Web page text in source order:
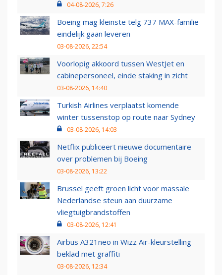
04-08-2026, 7:26
Boeing mag kleinste telg 737 MAX-familie
eindelijk gaan leveren
03-08-2026, 22:54
Voorlopig akkoord tussen WestJet en
cabinepersoneel, einde staking in zicht
03-08-2026, 14:40
Turkish Airlines verplaatst komende
winter tussenstop op route naar Sydney
03-08-2026, 14:03
Netflix publiceert nieuwe documentaire
over problemen bij Boeing
03-08-2026, 13:22
Brussel geeft groen licht voor massale
Nederlandse steun aan duurzame
vliegtuigbrandstoffen
03-08-2026, 12:41
Airbus A321neo in Wizz Air-kleurstelling
beklad met graffiti
03-08-2026, 12:34